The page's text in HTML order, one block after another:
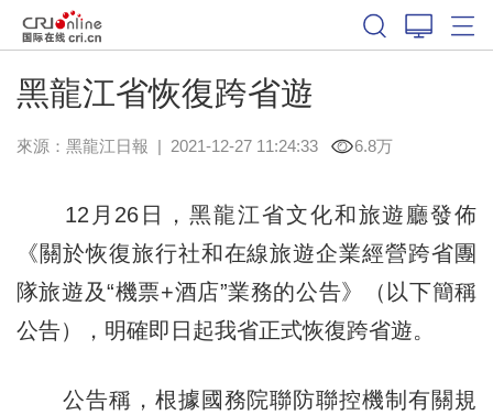
黑龍江省恢復跨省遊
來源： 黑龍江日報 | 2021-12-27 11:24:33 6.8万
12月26日，黑龍江省文化和旅遊廳發佈
《關於恢復旅行社和在線旅遊企業經營跨省團
隊旅遊及“機票+酒店”業務的公告》（以下簡稱
公告），明確即日起我省正式恢復跨省遊。
公告稱，根據國務院聯防聯控機制有關規